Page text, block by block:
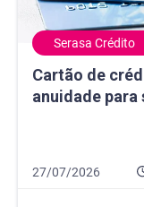
Serasa Crédito
Cartão de
anuidade para
Cartão de
Data de publicação
27/07/2026
16 minutos de